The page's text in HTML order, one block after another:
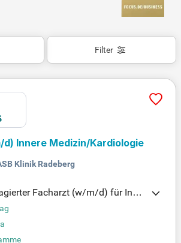
Filter
Innere Medizin/Kardiologie
Klinik Radeberg
Facharzt (w/m/d) für Inner
Kardiologie? Wir suche
der die Verantwortung für die Ver
Patienten übernimmt und